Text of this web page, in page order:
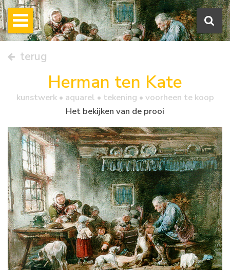
terug
Herman ten Kate
kunstwerk • aquarel • tekening • voorheen te koop
Het bekijken van de prooi